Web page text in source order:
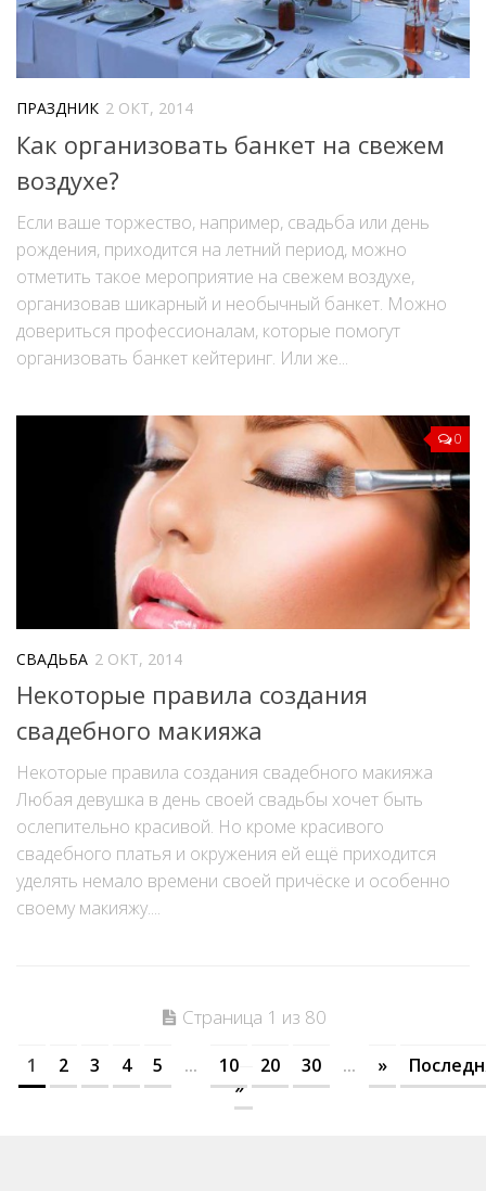
ПРАЗДНИК 2 ОКТ, 2014
Как организовать банкет на свежем
воздухе?
Если ваше торжество, например, свадьба или день
рождения, приходится на летний период, можно
отметить такое мероприятие на свежем воздухе,
организовав шикарный и необычный банкет. Можно
довериться профессионалам, которые помогут
организовать банкет кейтеринг. Или же...
0
СВАДЬБА 2 ОКТ, 2014
Некоторые правила создания
свадебного макияжа
Некоторые правила создания свадебного макияжа
Любая девушка в день своей свадьбы хочет быть
ослепительно красивой. Но кроме красивого
свадебного платья и окружения ей ещё приходится
уделять немало времени своей причёске и особенно
своему макияжу....
Страница 1 из 80
1 2 3 4 5 ... 10 20 30 ... »
»